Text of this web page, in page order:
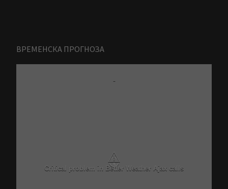
ВРЕМЕНСКА ПРОГНОЗА
-
⚠
Critical problem in Better Weather Ajax calls